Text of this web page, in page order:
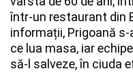
într-un restaurant din
informații, Prigoană
ce lua masa, iar
să-l salveze, în ciuda